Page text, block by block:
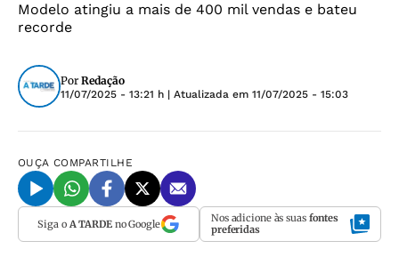
Modelo atingiu a mais de 400 mil vendas e bateu
recorde
Por Redação
11/07/2025 - 13:21 h | Atualizada em 11/07/2025 - 15:03
OUÇA COMPARTILHE
Siga o A TARDEno Google Nos adicione às suas fontes
preferidas